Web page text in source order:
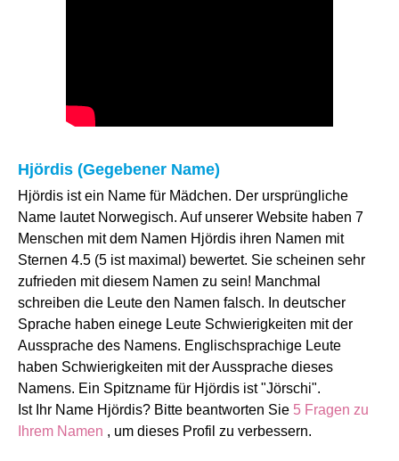
Hjördis (Gegebener Name)
Hjördis ist ein Name für Mädchen. Der ursprüngliche
Name lautet Norwegisch. Auf unserer Website haben 7
Menschen mit dem Namen Hjördis ihren Namen mit
Sternen 4.5 (5 ist maximal) bewertet. Sie scheinen sehr
zufrieden mit diesem Namen zu sein! Manchmal
schreiben die Leute den Namen falsch. In deutscher
Sprache haben einege Leute Schwierigkeiten mit der
Aussprache des Namens. Englischsprachige Leute
haben Schwierigkeiten mit der Aussprache dieses
Namens. Ein Spitzname für Hjördis ist "Jörschi".
Ist Ihr Name Hjördis? Bitte beantworten Sie 5 Fragen zu
Ihrem Namen , um dieses Profil zu verbessern.